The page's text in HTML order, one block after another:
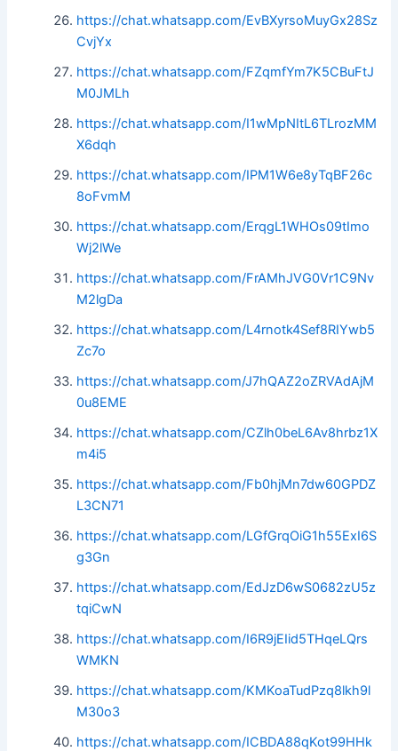
https://chat.whatsapp.com/EvBXyrsoMuyGx28Sz
CvjYx
https://chat.whatsapp.com/FZqmfYm7K5CBuFtJ
M0JMLh
https://chat.whatsapp.com/I1wMpNItL6TLrozMM
X6dqh
https://chat.whatsapp.com/IPM1W6e8yTqBF26c
8oFvmM
https://chat.whatsapp.com/ErqgL1WHOs09tImo
Wj2lWe
https://chat.whatsapp.com/FrAMhJVG0Vr1C9Nv
M2lgDa
https://chat.whatsapp.com/L4rnotk4Sef8RIYwb5
Zc7o
https://chat.whatsapp.com/J7hQAZ2oZRVAdAjM
0u8EME
https://chat.whatsapp.com/CZlh0beL6Av8hrbz1X
m4i5
https://chat.whatsapp.com/Fb0hjMn7dw60GPDZ
L3CN71
https://chat.whatsapp.com/LGfGrqOiG1h55ExI6S
g3Gn
https://chat.whatsapp.com/EdJzD6wS0682zU5z
tqiCwN
https://chat.whatsapp.com/I6R9jEIid5THqeLQrs
WMKN
https://chat.whatsapp.com/KMKoaTudPzq8lkh9l
M30o3
https://chat.whatsapp.com/ICBDA88qKot99HHk